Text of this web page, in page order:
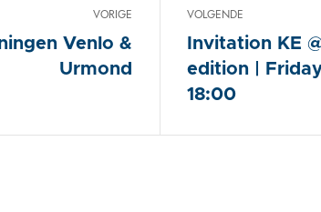
VORIGE
Venlo &
Urmond
VOLGENDE
Invitation KE
edition |
18:00